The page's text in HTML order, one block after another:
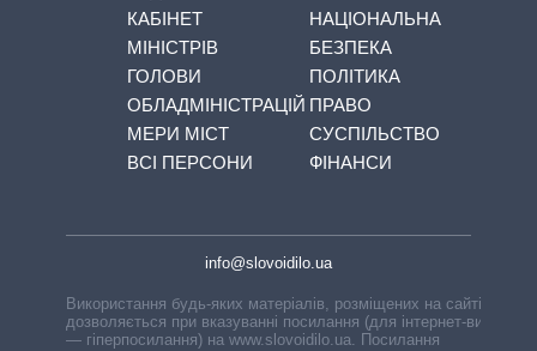
КАБІНЕТ
МІНІСТРІВ
ГОЛОВИ
ОБЛАДМІНІСТРАЦІЙ
МЕРИ МІСТ
ВСІ ПЕРСОНИ
НАЦІОНАЛЬНА
БЕЗПЕКА
ПОЛІТИКА
ПРАВО
СУСПІЛЬСТВО
ФІНАНСИ
info@slovoidilo.ua
Використання будь-яких матеріалів, розміщених на сайті,
дозволяється при вказуванні посилання (для інтернет-видань
— гіперпосилання) на www.slovoidilo.ua. Посилання